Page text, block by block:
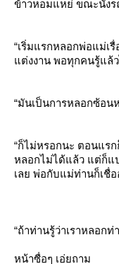
ข้าวหอมแหย่ ขณะนั่ง
“เริ่มแรกหลอกพ่อแม่เ
ต่งงาน พอทุกคนรู้แล้ว
“มันเป็นการหลอกซ้อน
“ก็ไม่หรอกนะ ตอนแร
หลอกไม่ได้แล้ว แต่ก็แ
เลย พ่อกับแม่ท่านก็เชื่อ
“ถ้าท่านรู้ว่าเราหลอก
หน้าซื่อๆ เอ่ยถาม